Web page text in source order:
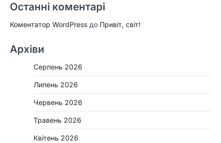
Останні коментарі
Коментатор WordPress до Привіт, світ!
Архіви
Серпень 2026
Липень 2026
Червень 2026
Травень 2026
Квітень 2026